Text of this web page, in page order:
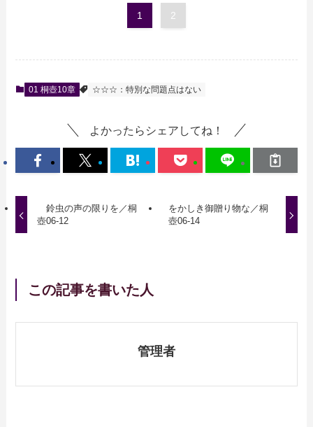
1 2
01 桐壺10章 ☆☆☆：特別な問題点はない
よかったらシェアしてね！
鈴虫の声の限りを／桐
壺06-12
をかしき御贈り物な／桐
壺06-14
この記事を書いた人
管理者